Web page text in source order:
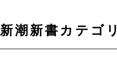
新潮新書カテゴリ